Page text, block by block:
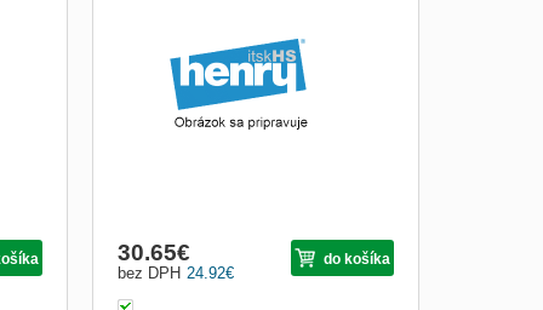
pohľadov. Skombinujte ju s akýmkoľvek
GoPro základným držiakom, ktorý je
vybavený rýchloupínacou spojkou,
vrátane Suction Cup, Jaws, Curve...
24.92€
bez DPH
30.65€ do košíka